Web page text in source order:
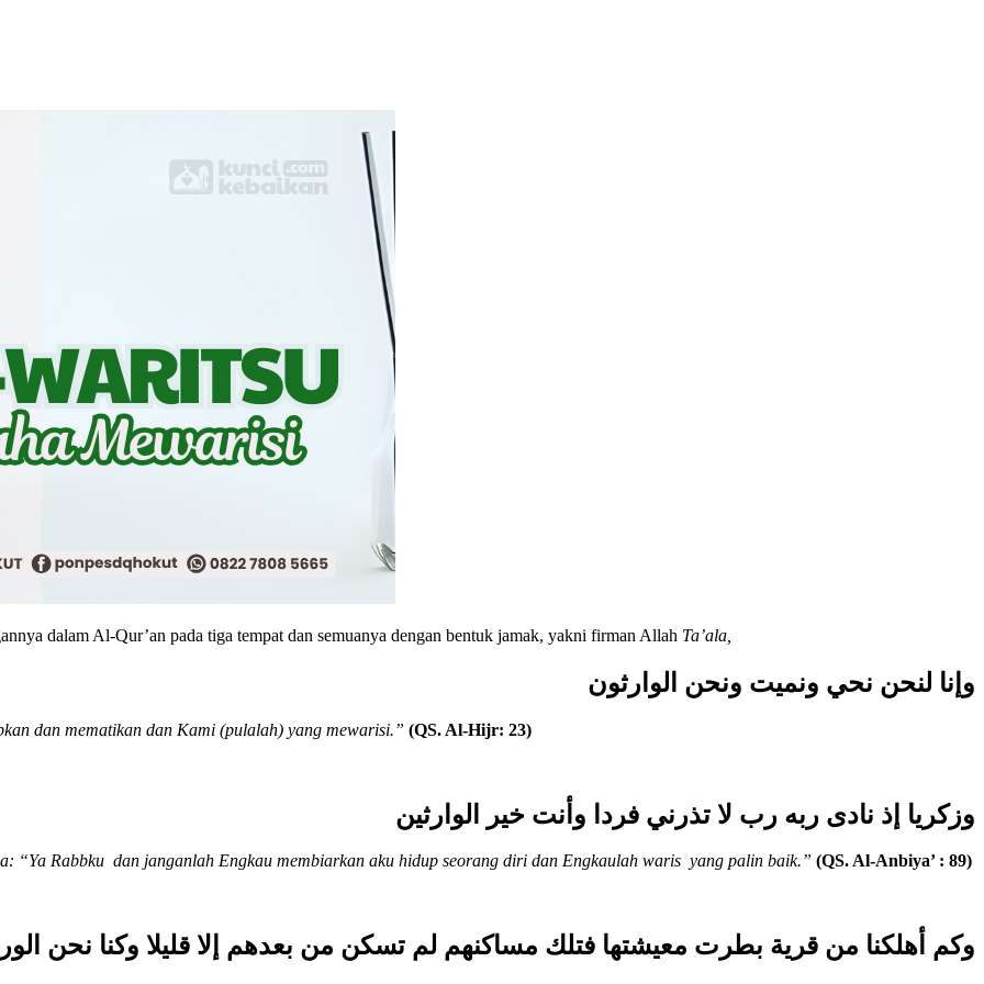
dalam Al-Qur’an pada tiga tempat dan semuanya dengan bentuk jamak, yakni firman Allah Ta’ala,
وإنا لنحن نحي ونميت ونحن الوارثون
dan mematikan dan Kami (pulalah) yang mewarisi.” (QS. Al-Hijr: 23)
وزكريا إذ نادى ربه رب لا تذرني فردا وأنت خير الوارثين
“Ya Rabbku dan janganlah Engkau membiarkan aku hidup seorang diri dan Engkaulah waris yang palin baik.” (QS. Al-Anbiya’ : 89)
وكم أهلكنا من قرية بطرت معيشتها فتلك مساكنهم لم تسكن من بعدهم إلا قليلا وكنا نحن